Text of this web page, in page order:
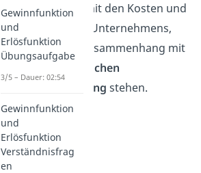
beschäftigt sich mit den Kosten und
Leistungen eines Unternehmens,
die in direktem Zusammenhang mit
innerbetrieblichen
Leistungserstellung stehen.
Gewinnfunktion
und
Erlösfunktion
Übungsaufgabe
3/5 – Dauer: 02:54
Gewinnfunktion
und
Erlösfunktion
Verständnisfrag
en